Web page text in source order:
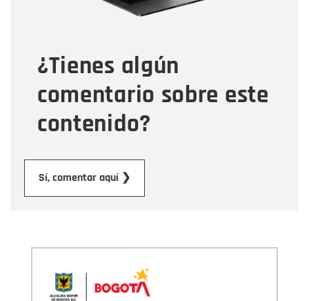
¿Tienes algún
comentario sobre este
contenido?
Sí, comentar aquí ❯
Tipo de comentario
Mensaje